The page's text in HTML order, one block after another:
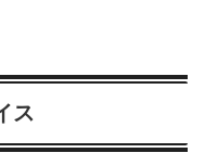
ス